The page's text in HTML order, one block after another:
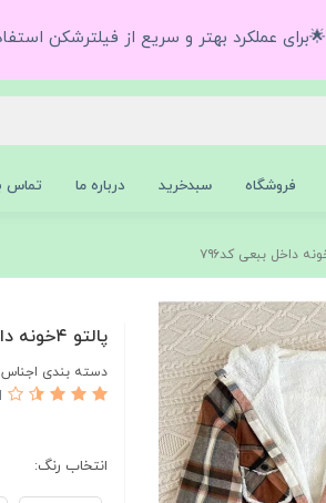
🌟برای عملکرد بهتر و سریع از فیلترشکن
فروشگاه سبدخرید درباره ما تماس
پالتو ۴خونه داخل ببعی کد۷۹۶
دسته بندی اجناس
انتخاب رنگ: